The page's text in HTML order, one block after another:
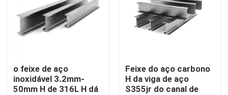
Notícia
Bobina de aço revestida colorida
o feixe de aço
inoxidável 3.2mm-
50mm H de 316L H dá
Feixe do aço carbono
H da viga de aço
S355jr do canal de